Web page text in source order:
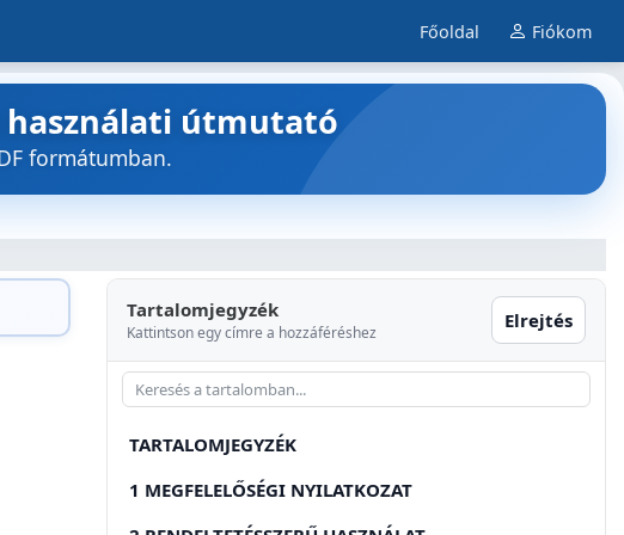
Főoldal Fiókom
használati útmutató
formátumban.
Tartalomjegyzék
Kattintson egy címre a hozzáféréshez
Elrejtés
TARTALOMJEGYZÉK
1 MEGFELELŐSÉGI NYILATKOZAT